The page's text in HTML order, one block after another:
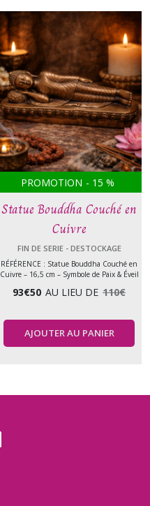
PROMOTION - 15 %
Statue Bouddha Couché en
Cuivre
FIN DE SERIE - DESTOCKAGE
RÉFÉRENCE : Statue Bouddha Couché en
Cuivre – 16,5 cm – Symbole de Paix & Éveil
93€50 AU LIEU DE 110€
AJOUTER AU PANIER